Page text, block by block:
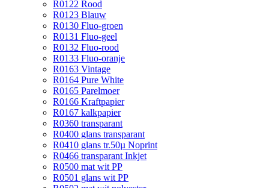
R0122 Rood
R0123 Blauw
R0130 Fluo-groen
R0131 Fluo-geel
R0132 Fluo-rood
R0133 Fluo-oranje
R0163 Vintage
R0164 Pure White
R0165 Parelmoer
R0166 Kraftpapier
R0167 kalkpapier
R0360 transparant
R0400 glans transparant
R0410 glans tr.50µ Noprint
R0466 transparant Inkjet
R0500 mat wit PP
R0501 glans wit PP